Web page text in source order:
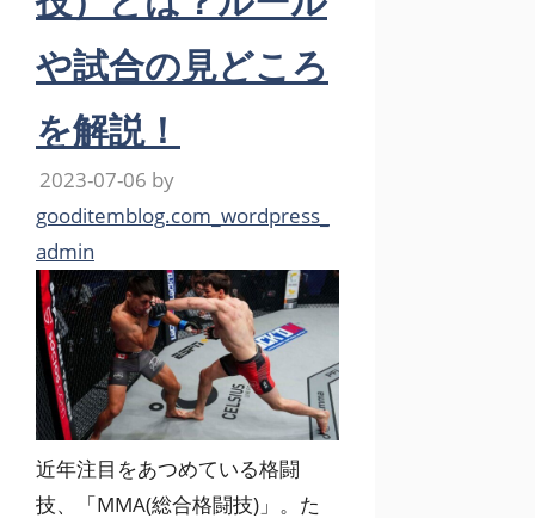
や試合の見どころ
を解説！
2023-07-06 by
gooditemblog.com_wordpress_
admin
近年注目をあつめている格闘
技、「MMA(総合格闘技)」。た